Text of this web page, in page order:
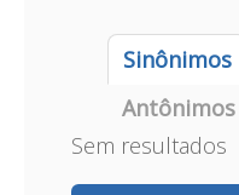
Sinônimos
Antônimos
Sem resultados